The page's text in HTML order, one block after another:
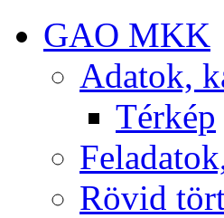
GAO MKK
Ada­tok,
Tér­kép
Rö­vid